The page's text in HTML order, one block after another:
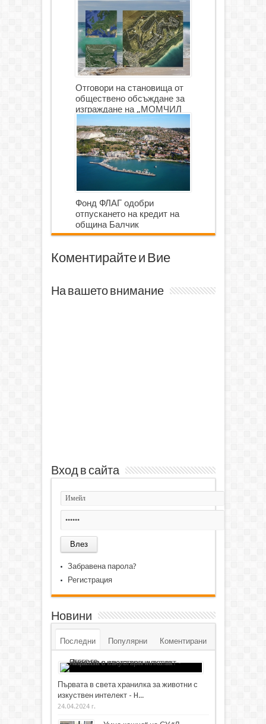
Отговори на становища от
обществено обсъждане за
изграждане на „МОМЧИЛ
ГОЛФ И ГОЛФ ИГРИЩЕ”
Фонд ФЛАГ одобри
отпускането на кредит на
община Балчик
Коментирайте и Вие
На вашето внимание
Вход в сайта
Забравена парола?
Регистрация
Новини
Последни Популярни Коментирани
Първата в света хранилка за животни с
изкуствен интелект - H...
24.04.2024 г.